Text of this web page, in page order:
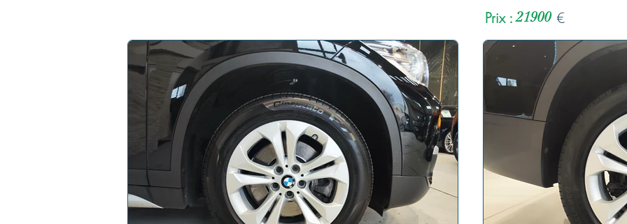
Prix : 21900 €